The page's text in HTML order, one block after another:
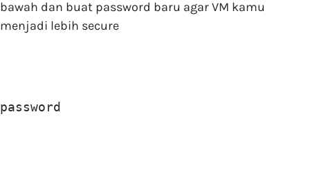
bawah dan buat password baru agar VM kamu
menjadi lebih secure
password